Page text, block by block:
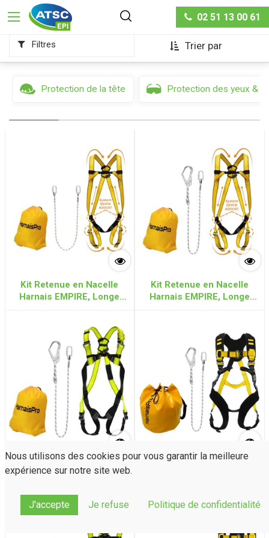
02 51 13 00 61
Sécurité Antichute Kit Nacelle
Filtres Trier par
Protection de la tête Protection des yeux &
Kit Retenue en Nacelle
Harnais EMPIRE, Longe
Kit Retenue en Nacelle
Harnais EMPIRE, Longe
Kit Retenue en Nacelle
Harnais FLASHTEC, Longe
Nous utilisons des cookies pour vous garantir la meilleure
expérience sur notre site web.
J'accepte Je refuse Politique de confidentialité